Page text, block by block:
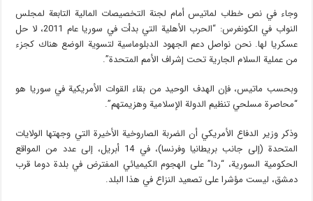
وجاء في نص خطاب لماتيس أمام لجنة التخصيصات المالية التابعة لمجلس
النواب في الكونغرس: “الحرب الأهلية التي بدأت في سوريا عام 2011، لا حل
عسكريا لها. نحن نواصل دعم الجهود الدبلوماسية لتسوية الوضع هناك كجزء
من عملية السلام الجارية تحت إشراف الأمم المتحدة”.
وبحسب ماتيس، فإن الهدف الوحيد من بقاء القوات الأمريكية في سوريا هو
“محاصرة مسلحي تنظيم الدولة الإسلامية وهزيمتهم”.
وذكر وزير الدفاع الأمريكي أن الضربة الصاروخية الأخيرة التي وجهتها الولايات
المتحدة (إلى جانب بريطانيا وفرنسا)، في 14 أبريل، إلى عدد من المواقع
الحكومية السورية، “ردا” على الهجوم الكيميائي المفترض في بلدة دوما قرب
دمشق، ليست مؤشرا على تصعيد النزاع في هذا البلد.